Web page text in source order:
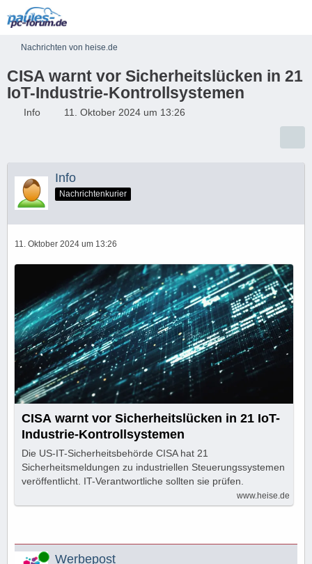
Nachrichten von heise.de
CISA warnt vor Sicherheitslücken in 21
IoT-Industrie-Kontrollsystemen
Info 11. Oktober 2024 um 13:26
Info
Nachrichtenkurier
11. Oktober 2024 um 13:26
CISA warnt vor Sicherheitslücken in 21 IoT-
Industrie-Kontrollsystemen
Die US-IT-Sicherheitsbehörde CISA hat 21
Sicherheitsmeldungen zu industriellen Steuerungssystemen
veröffentlicht. IT-Verantwortliche sollten sie prüfen.
www.heise.de
Online Werbepost